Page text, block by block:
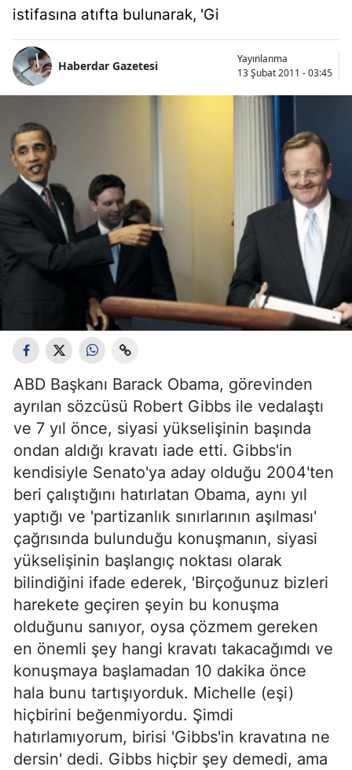
istifasına atıfta bulunarak, 'Gi
Haberdar Gazetesi
Yayınlanma
13 Şubat 2011 - 03:45
ABD Başkanı Barack Obama, görevinden
ayrılan sözcüsü Robert Gibbs ile vedalaştı
ve 7 yıl önce, siyasi yükselişinin başında
ondan aldığı kravatı iade etti. Gibbs'in
kendisiyle Senato'ya aday olduğu 2004'ten
beri çalıştığını hatırlatan Obama, aynı yıl
yaptığı ve 'partizanlık sınırlarının aşılması'
çağrısında bulunduğu konuşmanın, siyasi
yükselişinin başlangıç noktası olarak
bilindiğini ifade ederek, 'Birçoğunuz bizleri
harekete geçiren şeyin bu konuşma
olduğunu sanıyor, oysa çözmem gereken
en önemli şey hangi kravatı takacağımdı ve
konuşmaya başlamadan 10 dakika önce
hala bunu tartışıyorduk. Michelle (eşi)
hiçbirini beğenmiyordu. Şimdi
hatırlamıyorum, birisi 'Gibbs'in kravatına ne
dersin' dedi. Gibbs hiçbir şey demedi, ama